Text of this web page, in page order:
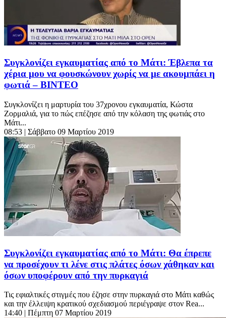
Συγκλονίζει εγκαυματίας από το Μάτι: Έβλεπα τα
χέρια μου να φουσκώνουν χωρίς να με ακουμπάει η
φωτιά – ΒΙΝΤΕΟ
Συγκλονίζει η μαρτυρία του 37χρονου εγκαυματία, Κώστα
Ζορμαλιά, για το πώς επέζησε από την κόλαση της φωτιάς στο
Μάτι...
08:53 | Σάββατο 09 Μαρτίου 2019
Συγκλονίζει εγκαυματίας από το Μάτι: Θα έπρεπε
να προσέχουν τι λένε στις πλάτες όσων χάθηκαν και
όσων υποφέρουν από την πυρκαγιά
Τις εφιαλτικές στιγμές που έζησε στην πυρκαγιά στο Μάτι καθώς
και την έλλειψη κρατικού σχεδιασμού περιέγραψε στον Rea...
14:40 | Πέμπτη 07 Μαρτίου 2019